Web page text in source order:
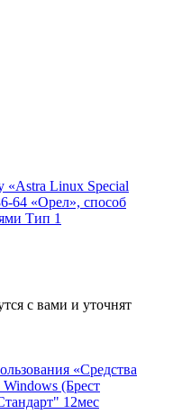
«Astra Linux Special
64 «Орел», способ
Тип 1
с вами и уточнят
«Средства
(Брест
12мес